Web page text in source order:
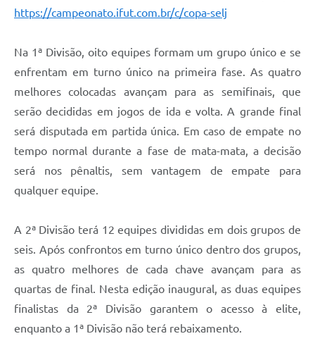
https://campeonato.ifut.com.br/c/copa-selj
Na 1ª Divisão, oito equipes formam um grupo único e se
enfrentam em turno único na primeira fase. As quatro
melhores colocadas avançam para as semifinais, que
serão decididas em jogos de ida e volta. A grande final
será disputada em partida única. Em caso de empate no
tempo normal durante a fase de mata-mata, a decisão
será nos pênaltis, sem vantagem de empate para
qualquer equipe.
A 2ª Divisão terá 12 equipes divididas em dois grupos de
seis. Após confrontos em turno único dentro dos grupos,
as quatro melhores de cada chave avançam para as
quartas de final. Nesta edição inaugural, as duas equipes
finalistas da 2ª Divisão garantem o acesso à elite,
enquanto a 1ª Divisão não terá rebaixamento.